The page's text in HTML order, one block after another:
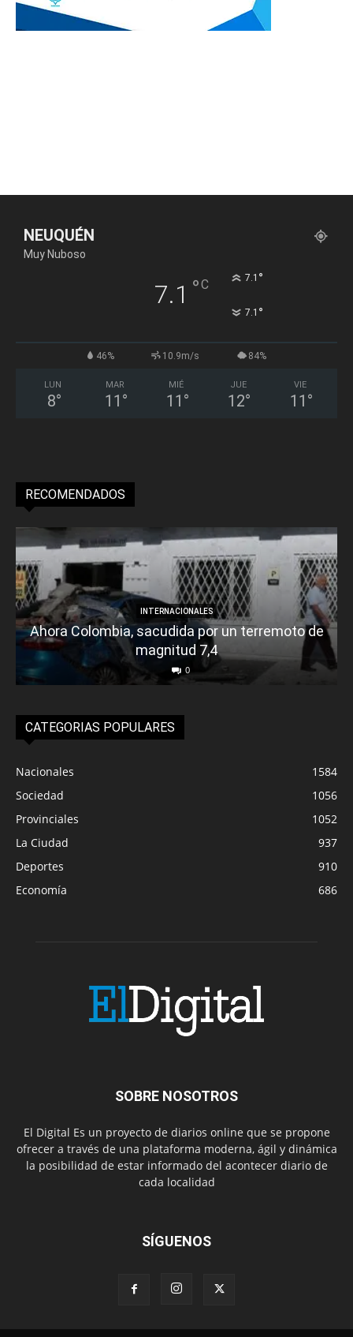
NEUQUÉN
Muy Nuboso
7.1 °C 7.1 °
7.1 °
46% 10.9m/s 84%
LUN
8°
MAR
11 °
MIÉ
11 °
JUE
12°
VIE
11 °
RECOMENDADOS
INTERNACIONALES
Ahora Colombia, sacudida por un terremoto de
magnitud 7,4
0
CATEGORIAS POPULARES
Nacionales
1584
Sociedad
1056
Provinciales
1052
La Ciudad
937
Deportes
910
Economía
686
SOBRE NOSOTROS
El Digital Es un proyecto de diarios online que se propone
ofrecer a través de una plataforma moderna, ágil y dinámica
la posibilidad de estar informado del acontecer diario de
cada localidad
SÍGUENOS